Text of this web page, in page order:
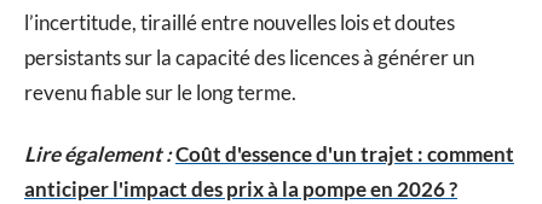
l’incertitude, tiraillé entre nouvelles lois et doutes
persistants sur la capacité des licences à générer un
revenu fiable sur le long terme.
Lire également :Coût d'essence d'un trajet : comment
anticiper l'impact des prix à la pompe en 2026 ?